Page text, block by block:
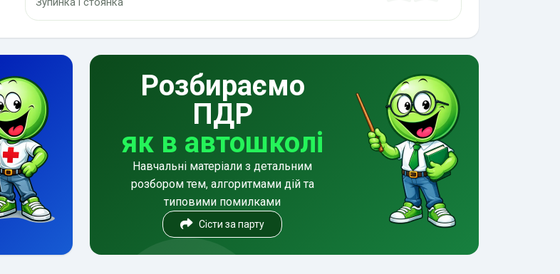
Розбираємо
ПДР
як в автошколі
Навчальні матеріали з детальним
розбором тем, алгоритмами дій та
типовими помилками
Сісти за парту